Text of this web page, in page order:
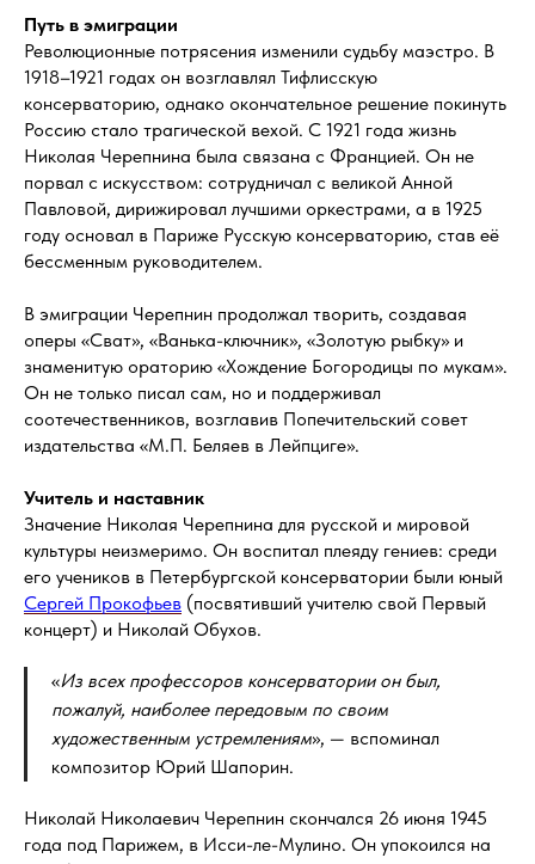
Путь в эмиграции
Революционные потрясения изменили судьбу маэстро. В
1918–1921 годах он возглавлял Тифлисскую
консерваторию, однако окончательное решение покинуть
Россию стало трагической вехой. С 1921 года жизнь
Николая Черепнина была связана с Францией. Он не
порвал с искусством: сотрудничал с великой Анной
Павловой, дирижировал лучшими оркестрами, а в 1925
году основал в Париже Русскую консерваторию, став её
бессменным руководителем.
В эмиграции Черепнин продолжал творить, создавая
оперы «Сват», «Ванька-ключник», «Золотую рыбку» и
знаменитую ораторию «Хождение Богородицы по мукам».
Он не только писал сам, но и поддерживал
соотечественников, возглавив Попечительский совет
издательства «М.П. Беляев в Лейпциге».
Учитель и наставник
Значение Николая Черепнина для русской и мировой
культуры неизмеримо. Он воспитал плеяду гениев: среди
его учеников в Петербургской консерватории были юный
Сергей Прокофьев (посвятивший учителю свой Первый
концерт) и Николай Обухов.
«Из всех профессоров консерватории он был,
пожалуй, наиболее передовым по своим
художественным устремлениям», — вспоминал
композитор Юрий Шапорин.
Николай Николаевич Черепнин скончался 26 июня 1945
года под Парижем, в Исси-ле-Мулино. Он упокоился на